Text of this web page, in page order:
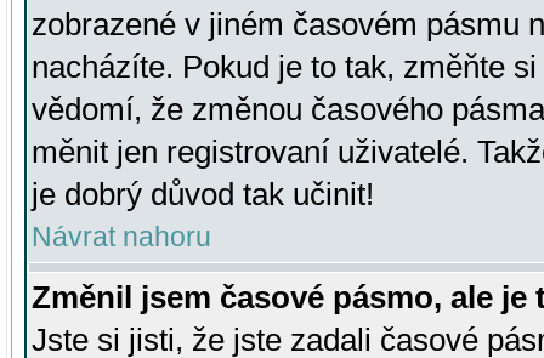
zobrazené v jiném časovém pásmu
nacházíte. Pokud je to tak, změňte
vědomí, že změnou časového
měnit jen registrovaní uživatelé.
je dobrý důvod tak učinit!
Návrat nahoru
Změnil jsem časové pásmo, ale je
Jste si jisti, že jste zadali časové